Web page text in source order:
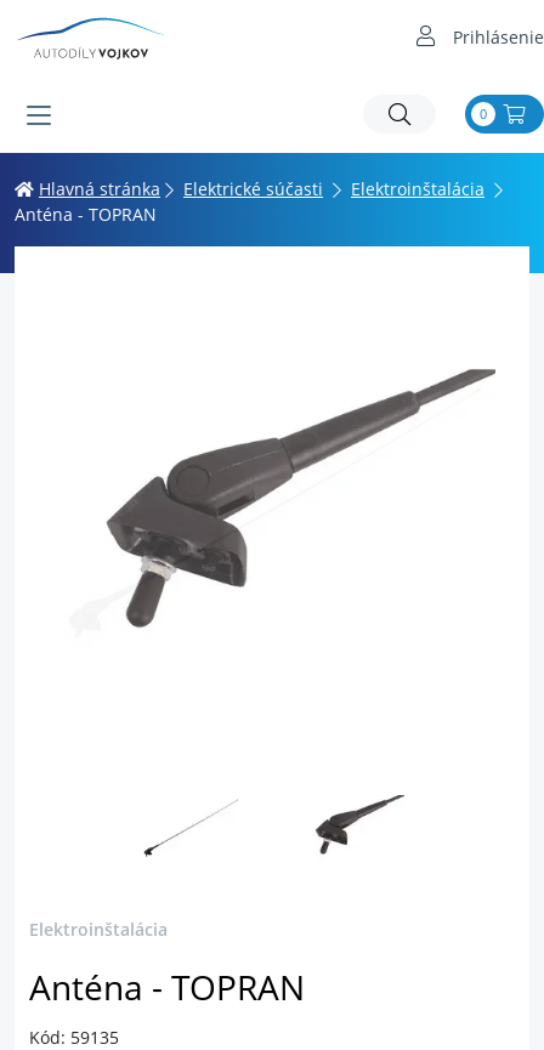
Prihlásenie
0
Hlavná stránka Elektrické súčasti
Elektroinštalácia
Anténa - TOPRAN
Elektroinštalácia
Anténa - TOPRAN
Kód: 59135